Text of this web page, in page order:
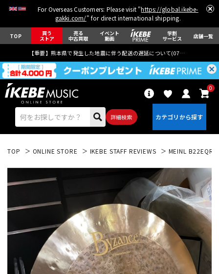
For Overseas Customers: Please visit "https://global.ikebe-
gakki.com/" for direct international shipping.
TOP 買う
ストア
売る
中古買取
イベント
動画
学割
サービス 店舗一覧
【重要】熊本県で発生した地震に伴う配送の遅延について(07月29日
詳細検索
0
アコギ/エレアコ
ベース ウクレレ
ドラム パーカッション
TOP ONLINE STORE IKEBE STAFF REVIEWS MEINL